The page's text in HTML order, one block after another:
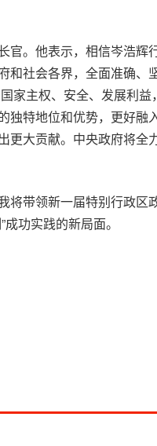
官。他表示，相信岑浩辉
和社会各界，全面准确、
家主权、安全、发展利
独特地位和优势，更好融
更大贡献。中央政府将全
将带领新一届特别行政区
功实践的新局面。